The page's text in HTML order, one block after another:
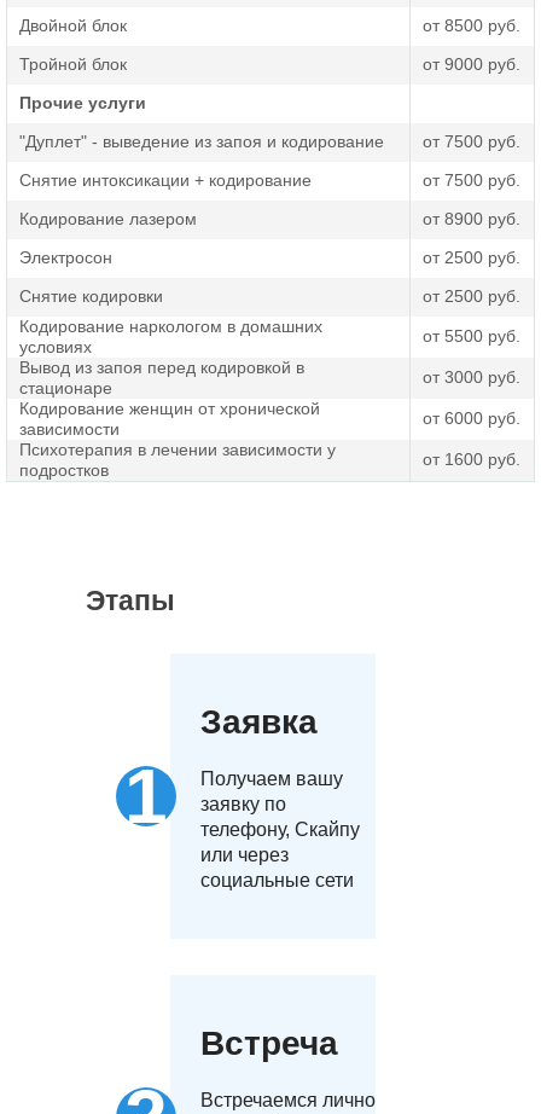
Двойной блок
от 8500 руб.
Тройной блок
от 9000 руб.
Прочие услуги
"Дуплет" - выведение из запоя и кодирование
от 7500 руб.
Снятие интоксикации + кодирование
от 7500 руб.
Кодирование лазером
от 8900 руб.
Электросон
от 2500 руб.
Снятие кодировки
от 2500 руб.
Кодирование наркологом в домашних
условиях
от 5500 руб.
Вывод из запоя перед кодировкой в
стационаре
от 3000 руб.
Кодирование женщин от хронической
зависимости
от 6000 руб.
Психотерапия в лечении зависимости у
подростков
от 1600 руб.
Этапы
Заявка
Получаем вашу
заявку по
телефону, Скайпу
или через
социальные сети
Встреча
Встречаемся лично